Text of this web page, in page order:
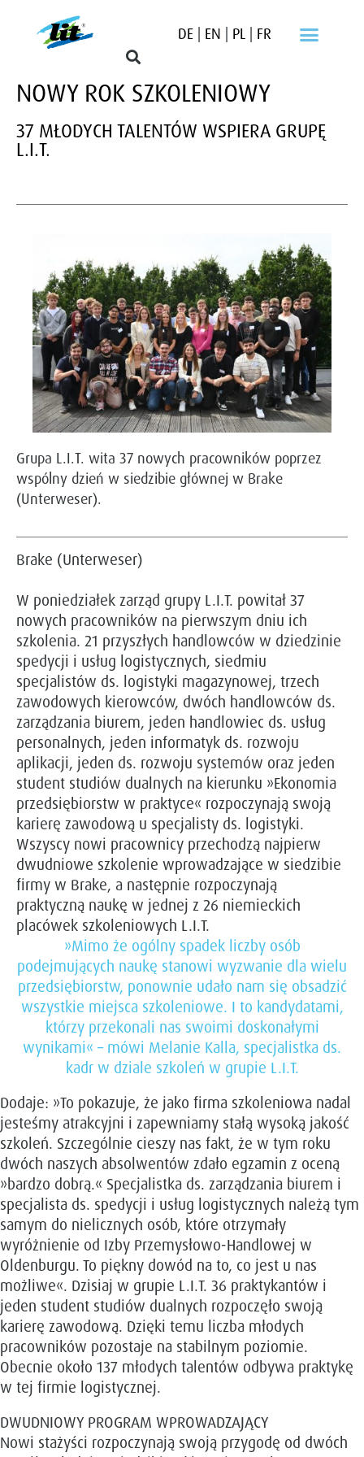
DE| EN PL| FR
NOWY ROK SZKOLENIOWY
37 MŁODYCH TALENTÓW WSPIERA GRUPĘ
L.I.T.
Grupa L.I.T. wita 37 nowych pracowników poprzez
wspólny dzień w siedzibie głównej w Brake
(Unterweser).
Brake (Unterweser)
W poniedziałek zarząd grupy L.I.T. powitał 37
nowych pracowników na pierwszym dniu ich
szkolenia. 21 przyszłych handlowców w dziedzinie
spedycji i usług logistycznych, siedmiu
specjalistów ds. logistyki magazynowej, trzech
zawodowych kierowców, dwóch handlowców ds.
zarządzania biurem, jeden handlowiec ds. usług
personalnych, jeden informatyk ds. rozwoju
aplikacji, jeden ds. rozwoju systemów oraz jeden
student studiów dualnych na kierunku »Ekonomia
przedsiębiorstw w praktyce« rozpoczynają swoją
karierę zawodową u specjalisty ds. logistyki.
Wszyscy nowi pracownicy przechodzą najpierw
dwudniowe szkolenie wprowadzające w siedzibie
firmy w Brake, a następnie rozpoczynają
praktyczną naukę w jednej z 26 niemieckich
placówek szkoleniowych L.I.T.
»Mimo że ogólny spadek liczby osób
podejmujących naukę stanowi wyzwanie dla wielu
przedsiębiorstw, ponownie udało nam się obsadzić
wszystkie miejsca szkoleniowe. I to kandydatami,
którzy przekonali nas swoimi doskonałymi
wynikami« – mówi Melanie Kalla, specjalistka ds.
kadr w dziale szkoleń w grupie L.I.T.
Dodaje: »To pokazuje, że jako firma szkoleniowa nadal
jesteśmy atrakcyjni i zapewniamy stałą wysoką jakość
szkoleń. Szczególnie cieszy nas fakt, że w tym roku
dwóch naszych absolwentów zdało egzamin z oceną
»bardzo dobrą.« Specjalistka ds. zarządzania biurem i
specjalista ds. spedycji i usług logistycznych należą tym
samym do nielicznych osób, które otrzymały
wyróżnienie od Izby Przemysłowo-Handlowej w
Oldenburgu. To piękny dowód na to, co jest u nas
możliwe«. Dzisiaj w grupie L.I.T. 36 praktykantów i
jeden student studiów dualnych rozpoczęło swoją
karierę zawodową. Dzięki temu liczba młodych
pracowników pozostaje na stabilnym poziomie.
Obecnie około 137 młodych talentów odbywa praktykę
w tej firmie logistycznej.
DWUDNIOWY PROGRAM WPROWADZAJĄCY
Nowi stażyści rozpoczynają swoją przygodę od dwóch